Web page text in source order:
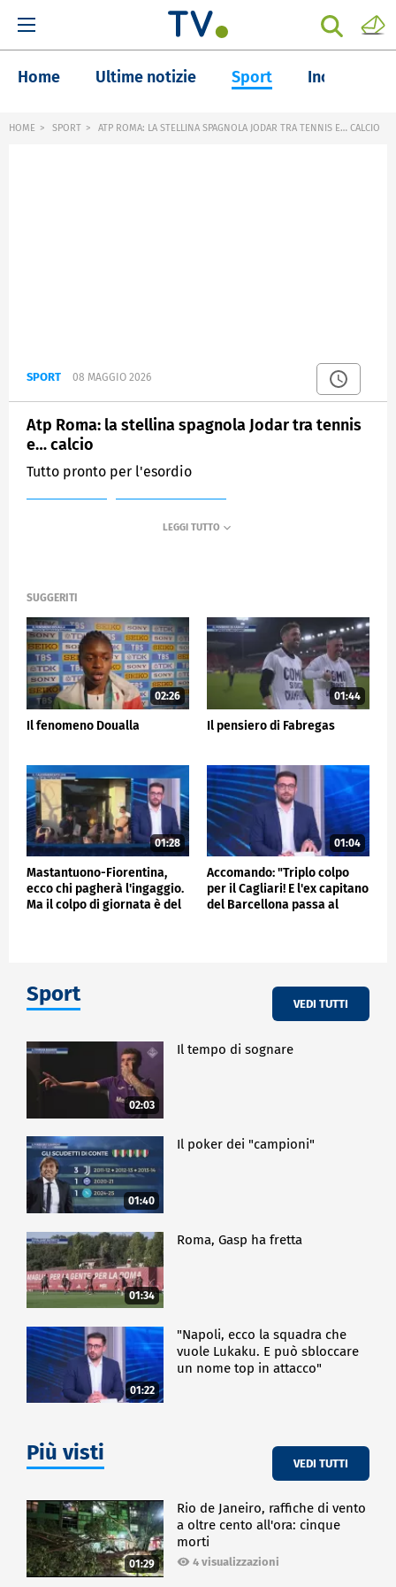
Home Ultime notizie Sport Inchieste
HOME SPORT ATP ROMA: LA STELLINA SPAGNOLA JODAR TRA TENNIS E… CALCIO
SPORT 08 MAGGIO 2026
Atp Roma: la stellina spagnola Jodar tra tennis
e… calcio
Tutto pronto per l'esordio
SUGGERITI
02:26
Il fenomeno Doualla
01:44
Il pensiero di Fabregas
01:28
Mastantuono-Fiorentina,
ecco chi pagherà l'ingaggio.
Ma il colpo di giornata è del
01:04
Accomando: "Triplo colpo
per il Cagliari! E l'ex capitano
del Barcellona passa al
Sport VEDI TUTTI
02:03
Il tempo di sognare
01:40
Il poker dei "campioni"
01:34
Roma, Gasp ha fretta
01:22
"Napoli, ecco la squadra che
vuole Lukaku. E può sbloccare
un nome top in attacco"
Più visti VEDI TUTTI
01:29
Rio de Janeiro, raffiche di vento
a oltre cento all'ora: cinque
morti
4 visualizzazioni